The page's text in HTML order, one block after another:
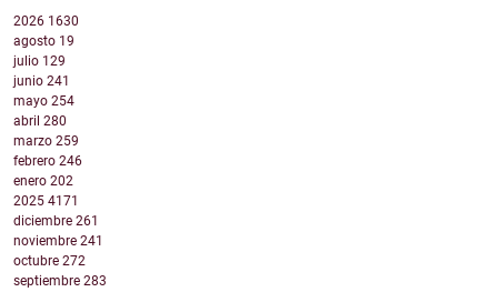
2026 1630
agosto 19
julio 129
junio 241
mayo 254
abril 280
marzo 259
febrero 246
enero 202
2025 4171
diciembre 261
noviembre 241
octubre 272
septiembre 283